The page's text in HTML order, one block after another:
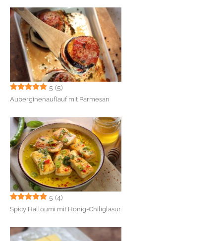
5 (5)
Auberginenauflauf mit Parmesan
5 (4)
Spicy Halloumi mit Honig-Chiliglasur